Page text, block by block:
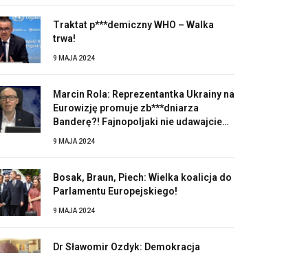
Traktat p***demiczny WHO – Walka
trwa!
9 MAJA 2024
Marcin Rola: Reprezentantka Ukrainy na
Eurowizję promuje zb***dniarza
Banderę?! Fajnopoljaki nie udawajcie
9 MAJA 2024
Bosak, Braun, Piech: Wielka koalicja do
Parlamentu Europejskiego!
9 MAJA 2024
Dr Sławomir Ozdyk: Demokracja